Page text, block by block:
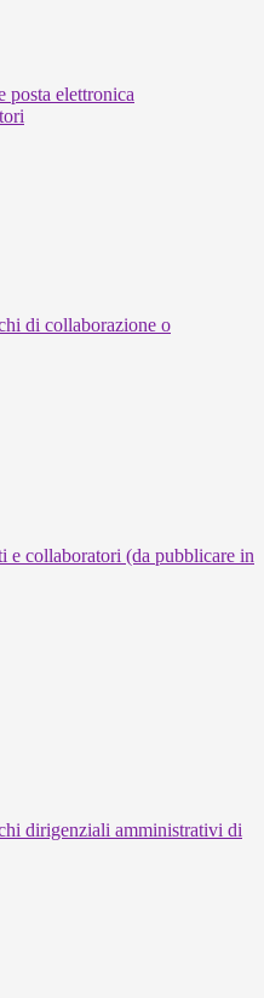
posta elettronica
di collaborazione o
e collaboratori (da pubblicare in
dirigenziali amministrativi di